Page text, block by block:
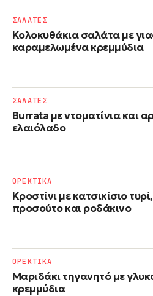
Κολοκυθάκια σαλάτα με
καραμελωμένα κρεμμύδια
ΣΑΛΑΤΕΣ
Burrata με ντοματίνια και
ελαιόλαδο
ΣΑΛΑΤΕΣ
Κροστίνι με κατσικίσιο τυρί,
προσούτο και ροδάκινο
ΟΡΕΚΤΙΚΑ
Μαριδάκι τηγανητό με
κρεμμύδια
ΟΡΕΚΤΙΚΑ